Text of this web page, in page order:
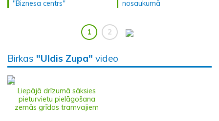
"Biznesa centrs" nosaukumā
1 2
Birkas "Uldis Zupa" video
Liepājā drīzumā sāksies
pieturvietu pielāgošana
zemās grīdas tramvajiem